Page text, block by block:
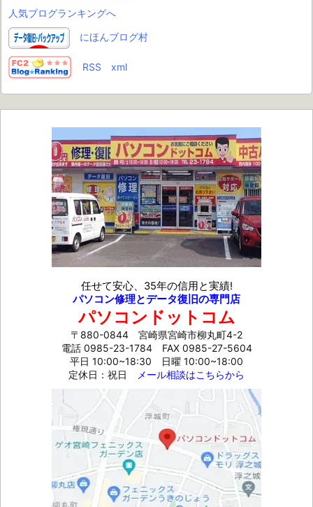
人気ブログランキングへ
にほんブログ村
RSS xml
任せて安心、35年の信用と実績!
パソコン修理とデータ復旧の専門店
パソコンドットコム
〒880-0844 宮崎県宮崎市柳丸町4-2
電話 0985-23-1784FAX 0985-27-5604
平日 10:00~18:30 日曜 10:00~18:00
定休日：祝日
メール相談はこちらから